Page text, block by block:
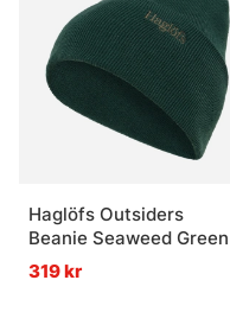
Haglöfs Outsiders
Beanie Seaweed Green
319 kr